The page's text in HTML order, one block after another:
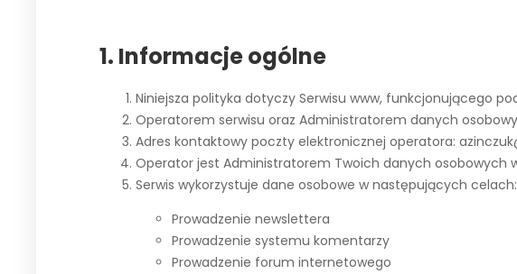
1. Informacje ogólne
Niniejsza polityka dotyczy Serwisu www, funkcjonującego
Operatorem serwisu oraz Administratorem danych
Adres kontaktowy poczty elektronicznej operatora:
Operator jest Administratorem Twoich danych osobowych
Serwis wykorzystuje dane osobowe w następujących celach:
Prowadzenie newslettera
Prowadzenie systemu komentarzy
Prowadzenie forum internetowego